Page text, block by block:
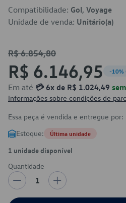
Compatibilidade: Gol, Voyage
Unidade de venda: Unitário(a)
R$ 6.854,80
R$ 6.146,95 -10%
Em até 💳 6x de R$ 1.024,49
Informações sobre condições de
Essa peça é vendida e entregue por:
Estoque: Última unidade
1 unidade disponível
Quantidade
1